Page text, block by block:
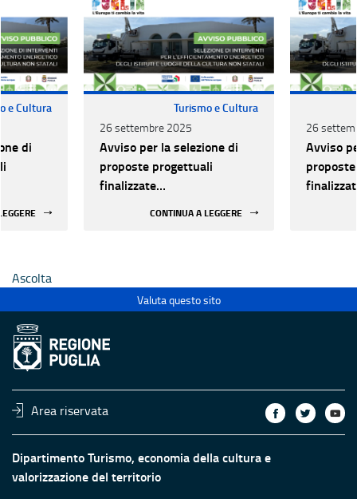
e Cultura
di
Turismo e Cultura
26 settembre 2025
Avviso per la selezione di
proposte progettuali
finalizzate
CONTINUA A LEGGERE
26
Avviso
Ascolta
Valuta questo sito
Area riservata
Dipartimento Turismo, economia della cultura e
valorizzazione del territorio